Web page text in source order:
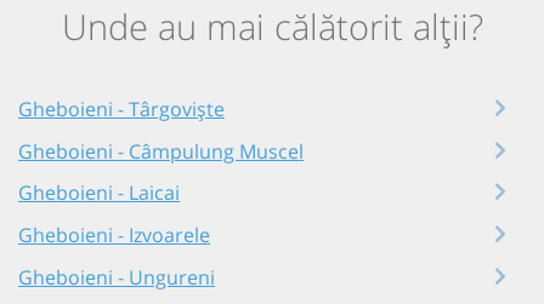
Unde au mai călătorit alții?
Gheboieni - Târgoviște
Gheboieni - Câmpulung Muscel
Gheboieni - Laicai
Gheboieni - Izvoarele
Gheboieni - Ungureni